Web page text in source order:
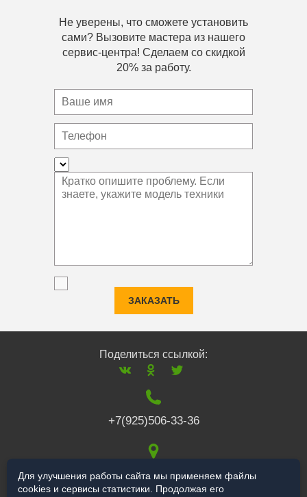
Не уверены, что сможете установить
сами? Вызовите мастера из нашего
сервис-центра! Сделаем со скидкой
20% за работу.
ЗАКАЗАТЬ
Поделиться ссылкой:
+7(925)506-33-36
117519,г. Москва,
Варшавское ш., 132
Для улучшения работы сайта мы применяем файлы
cookies и сервисы статистики. Продолжая его